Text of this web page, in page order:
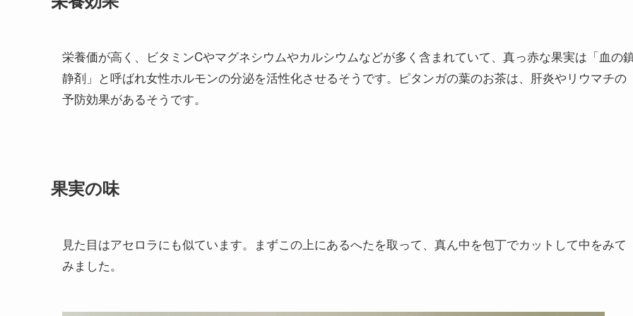
栄養価が高く、ビタミンCやマグネシウムやカルシウムなどが多く含まれていて、真っ赤な果実は「血の
静剤」と呼ばれ女性ホルモンの分泌を活性化させるそうです。ピタンガの葉のお茶は、肝炎やリウマチの
予防効果があるそうです。
果実の味
見た目はアセロラにも似ています。まずこの上にあるへたを取って、真ん中を包丁でカットして中をみて
みました。